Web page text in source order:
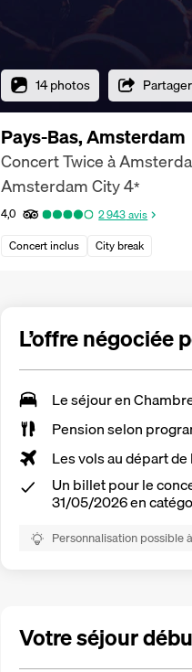
14 photos Partager
Pays-Bas, Amsterdam
Concert Twice à
Amsterdam City4*
4,0 2 943avis
Concert inclus
City break
L’offre négociée
Le séjour en
Pension selon
Les vols au départ
Un billet pour le
31/05/2026 en
Personnalisation possible
Votre séjour